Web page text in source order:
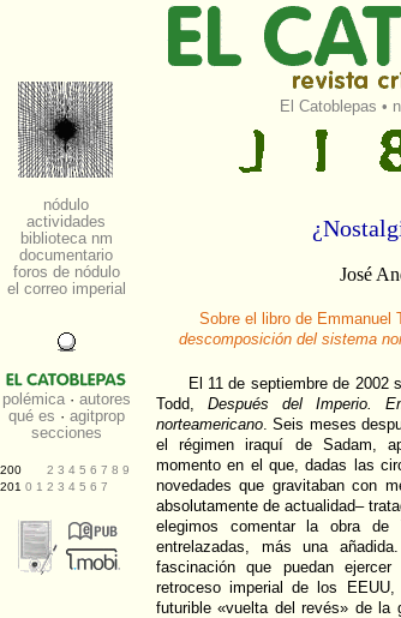
El Catoblepas •
José
Sobre el libro de Emmanuel
descomposición del sistema
El 11 de septiembre de 2002
Todd,Después del Imperio.
norteamericano. Seis meses
el régimen iraquí de Sadam,
momento en el que, dadas las
novedades que gravitaban con
absolutamente de actualidad–
elegimos comentar la obra de
entrelazadas, más una
fascinación que puedan
retroceso imperial de los
futurible «vuelta del revés» de